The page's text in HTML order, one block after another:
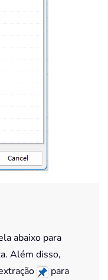
abaixo para
Além disso,
para